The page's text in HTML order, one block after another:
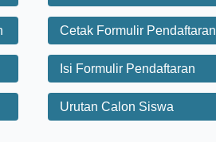
Cetak Formulir Pendaftaran
Isi Formulir Pendaftaran
Urutan Calon Siswa